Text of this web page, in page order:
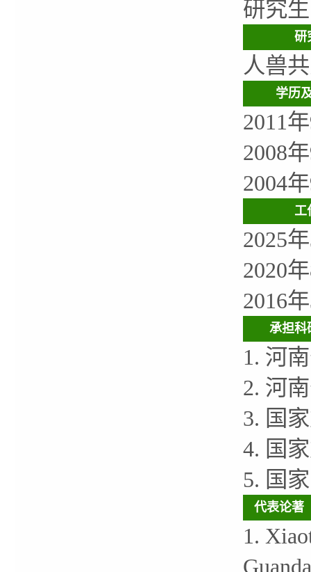
研究
研
人兽
学历
2011
2008
2004
工
2020
2016
承担科
1. 河
2. 河
3. 国
4. 国
5. 国
代表论著
1.